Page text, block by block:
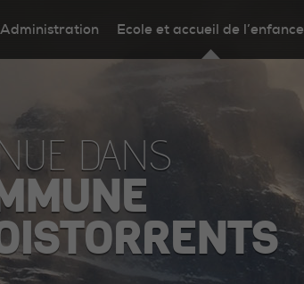
Administration Ecole et accueil de l’enfance
DANS